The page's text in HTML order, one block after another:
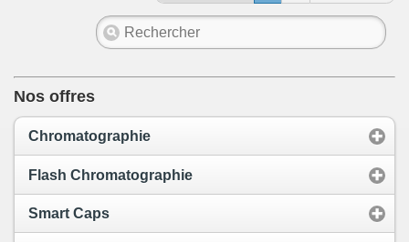
Nos offres
Chromatographie
Flash Chromatographie
Smart Caps